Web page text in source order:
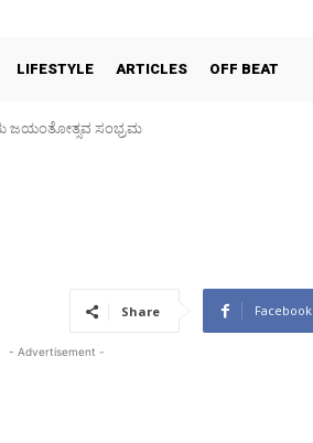
LIFESTYLE ARTICLES OFF BEAT
ಸಂಭ್ರಮ
ಜಾತ್ರಾ ಮಹೋತ್ಸವ, ತಂಬಿಟ್ಟಿನ ದೀಪೋತ್ಸವ
Share Facebook
- Advertisement -